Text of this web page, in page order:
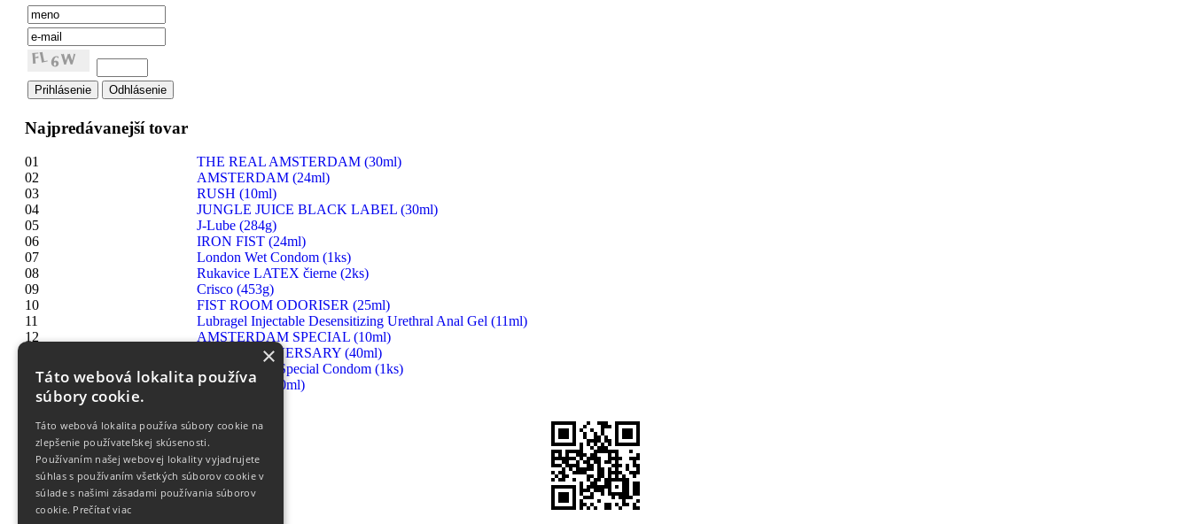
Najpredávanejší tovar
01
THE REAL AMSTERDAM (30ml)
02
AMSTERDAM (24ml)
03
RUSH (10ml)
04
JUNGLE JUICE BLACK LABEL (30ml)
05
J-Lube (284g)
06
IRON FIST (24ml)
07
London Wet Condom (1ks)
08
Rukavice LATEX čierne (2ks)
09
Crisco (453g)
10
FIST ROOM ODORISER (25ml)
11
Lubragel Injectable Desensitizing Urethral Anal Gel (11ml)
12
AMSTERDAM SPECIAL (10ml)
RUSH ANNIVERSARY (40ml)
14
London Extra Special Condom (1ks)
15
HIGHRISE (30ml)
×
Táto webová lokalita používa
súbory cookie.
Táto webová lokalita používa súbory cookie na
zlepšenie používateľskej skúsenosti.
Používaním našej webovej lokality vyjadrujete
súhlas s používaním všetkých súborov cookie v
súlade s našimi zásadami používania súborov
cookie. Prečítať viac